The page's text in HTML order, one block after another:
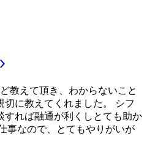
教えて頂き、わからないこと
に教えてくれました。 シフ
すれば融通が利くしとても助か
事なので、とてもやりがいが